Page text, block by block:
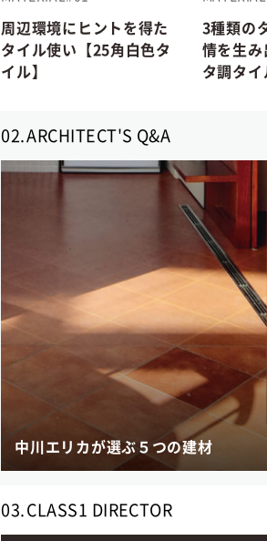
周辺環境にヒントを得た
タイル使い【25角白色タ
イル】
3種類の
情を生
タ調タイ
02.ARCHITECT'S Q&A
中川エリカが選ぶ５つの建材
03.CLASS1 DIRECTOR